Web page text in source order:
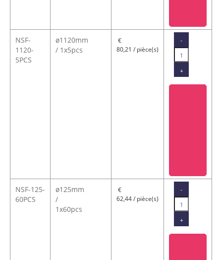
NSF-
1120-
5PCS
ø1120mm
/ 1x5pcs
€
80,21 / pièce(s)
-
+
NSF-125-
60PCS
ø125mm
/
1x60pcs
€
62,44 / pièce(s)
-
+